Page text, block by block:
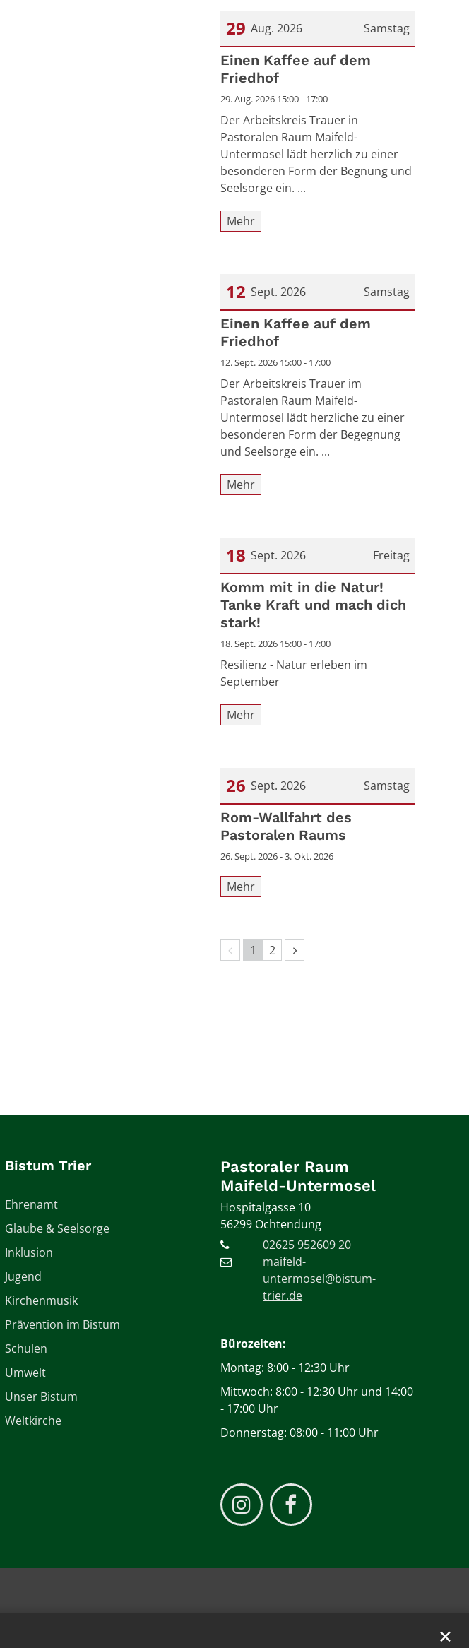
✕
Samstag
29 Aug. 2026
Datum: 29. August 2026
Einen Kaffee auf dem
Friedhof
29. Aug. 2026 15:00 - 17:00
Der Arbeitskreis Trauer in
Pastoralen Raum Maifeld-
Untermosel lädt herzlich zu einer
besonderen Form der Begnung und
Seelsorge ein. ...
Mehr
Samstag
12 Sept. 2026
Datum: 12. September 2026
Einen Kaffee auf dem
Friedhof
12. Sept. 2026 15:00 - 17:00
Der Arbeitskreis Trauer im
Pastoralen Raum Maifeld-
Untermosel lädt herzliche zu einer
besonderen Form der Begegnung
und Seelsorge ein. ...
Mehr
Freitag
18 Sept. 2026
Datum: 18. September 2026
Komm mit in die Natur!
Tanke Kraft und mach dich
stark!
18. Sept. 2026 15:00 - 17:00
Resilienz - Natur erleben im
September
Mehr
Samstag
26 Sept. 2026
Datum: 26. September 2026
Rom-Wallfahrt des
Pastoralen Raums
26. Sept. 2026 - 3. Okt. 2026
Mehr
Vorherige Seite
1 2 Nächste Seite
Bistum Trier
Ehrenamt
Glaube & Seelsorge
Inklusion
Jugend
Kirchenmusik
Prävention im Bistum
Schulen
Umwelt
Unser Bistum
Weltkirche
Pastoraler Raum
Maifeld-Untermosel
Hospitalgasse 10
56299 Ochtendung
02625 952609 20
maifeld-
untermosel@bistum-
trier.de
Bürozeiten:
Montag: 8:00 - 12:30 Uhr
Mittwoch: 8:00 - 12:30 Uhr und 14:00
- 17:00 Uhr
Donnerstag: 08:00 - 11:00 Uhr